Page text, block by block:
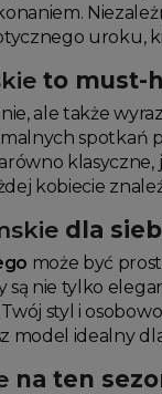
uroku,
to must-
ale także
spotkań
kobiecie
dla
może być
są nie tylko
styl i
model idealny
na ten